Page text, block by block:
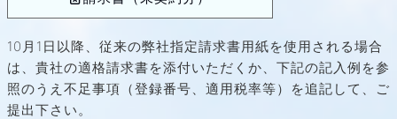
10月1日以降、従来の弊社指定請求書用紙を使用される場合
は、貴社の適格請求書を添付いただくか、下記の記入例を参
照のうえ不足事項（登録番号、適用税率等）を追記して、ご
提出下さい。